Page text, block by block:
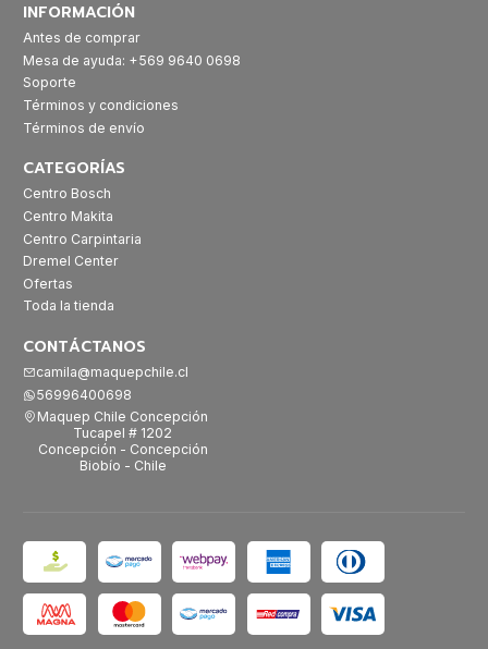
INFORMACIÓN
Antes de comprar
Mesa de ayuda: +569 9640 0698
Soporte
Términos y condiciones
Términos de envío
CATEGORÍAS
Centro Bosch
Centro Makita
Centro Carpintaria
Dremel Center
Ofertas
Toda la tienda
CONTÁCTANOS
camila@maquepchile.cl
56996400698
Maquep Chile Concepción
Tucapel # 1202
Concepción - Concepción
Biobío - Chile